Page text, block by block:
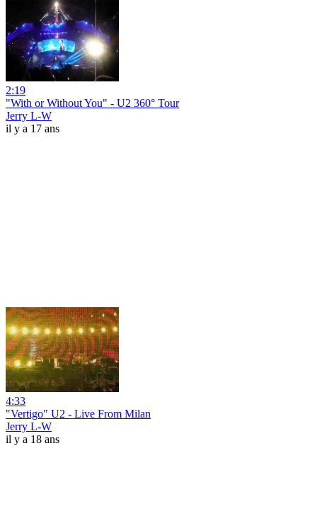
2:19
"With or Without You" - U2 360° Tour
Jerry L-W
il y a 17 ans
4:33
"Vertigo" U2 - Live From Milan
Jerry L-W
il y a 18 ans